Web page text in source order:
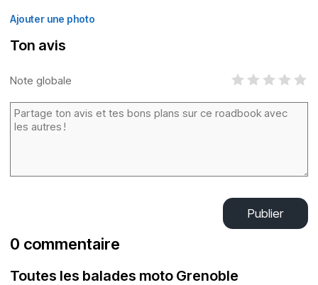
Ajouter une photo
Ton avis
Note globale
Publier
0 commentaire
Toutes les balades moto Grenoble